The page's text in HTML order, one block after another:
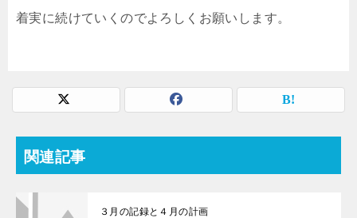
着実に続けていくのでよろしくお願いします。
関連記事
３月の記録と４月の計画